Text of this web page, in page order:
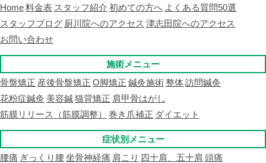
Home料金表 スタッフ紹介 初めての方へ よくある質問50選
スタッフブログ 厨川院へのアクセス 津志田院へのアクセス
お問い合わせ
施術メニュー
骨盤矯正 産後骨盤矯正 O脚矯正 鍼灸施術整体訪問鍼灸
花粉症鍼灸 美容鍼猫背矯正 肩甲骨はがし
筋膜リリース（筋膜調整）
巻き爪補正 ダイエット
症状別メニュー
腰痛 ぎっくり腰坐骨神経痛 肩こり 四十肩、五十肩 頭痛